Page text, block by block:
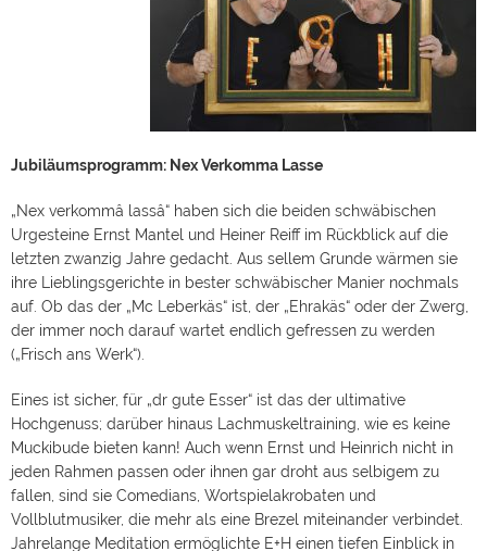
Jubiläumsprogramm: Nex Verkomma Lasse
„Nex verkommâ lassâ“ haben sich die beiden schwäbischen
Urgesteine Ernst Mantel und Heiner Reiff im Rückblick auf die
letzten zwanzig Jahre gedacht. Aus sellem Grunde wärmen sie
ihre Lieblingsgerichte in bester schwäbischer Manier nochmals
auf. Ob das der „Mc Leberkäs“ ist, der „Ehrakäs“ oder der Zwerg,
der immer noch darauf wartet endlich gefressen zu werden
(„Frisch ans Werk“).
Eines ist sicher, für „dr gute Esser“ ist das der ultimative
Hochgenuss; darüber hinaus Lachmuskeltraining, wie es keine
Muckibude bieten kann! Auch wenn Ernst und Heinrich nicht in
jeden Rahmen passen oder ihnen gar droht aus selbigem zu
fallen, sind sie Comedians, Wortspielakrobaten und
Vollblutmusiker, die mehr als eine Brezel miteinander verbindet.
Jahrelange Meditation ermöglichte E+H einen tiefen Einblick in